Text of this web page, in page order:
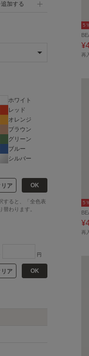
5
再
5
再
加する
ホワイト
レッド
オレンジ
ブラウン
グリーン
ブルー
シルバー
リア OK
すると、「全色表
替わります。
円
リア OK